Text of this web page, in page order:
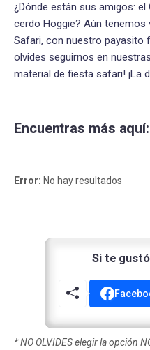
¿Dónde están sus amigos: el
cerdo Hoggie? Aún tenemos
Safari, con nuestro payasito
olvides seguirnos en
material de fiesta safari! ¡La
Encuentras más aquí:
Error: No hay resultados
Si te
*NO OLVIDES elegir la opción